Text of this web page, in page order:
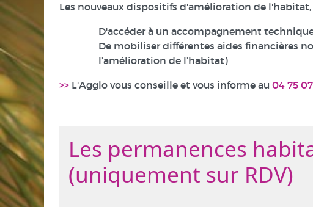
Les nouveaux dispositifs d'amélioration de
D'accéder à un accompagnement
De mobiliser différentes aides financières
l’amélioration de l’habitat)
>> L'Agglo vous conseille et vous informe au 04 75
Les permanences
(uniquement sur RDV)